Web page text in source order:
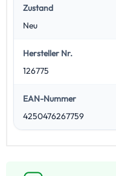
Zustand
Neu
Hersteller Nr.
126775
EAN-Nummer
4250476267759